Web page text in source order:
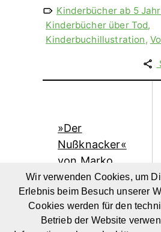
Kinderbücher ab 5
Kinderbücher über Tod,
Kinderbuchillustration,
»Der
Nußknacker«
von Marko
Simsa:
Weihnachtliche
Geschichte für
Kinder
Wir verwenden Cookies, um
Erlebnis beim Besuch unserer
Cookies werden für den
Betrieb der Website